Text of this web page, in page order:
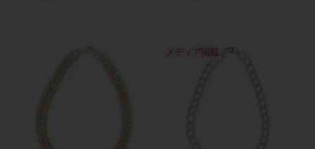
メディア掲載